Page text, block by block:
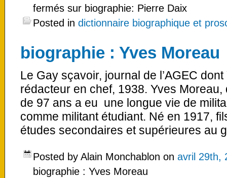
fermés sur biographie: Pierre Daix
Posted in dictionnaire biographique et
biographie : Yves Moreau
Le Gay sçavoir, journal de l’AGEC
rédacteur en chef, 1938. Yves Moreau,
de 97 ans a eu une longue vie de
comme militant étudiant. Né en 1917,
études secondaires et supérieures au
Posted by Alain Monchablon on avril 29th,
biographie : Yves Moreau